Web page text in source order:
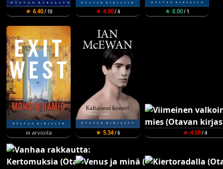
★ 6.40/ 10 ★ 4.00/ 4 ★ 8.00/ 1
ei arvioita ★ 5.34/ 6 ★ 4.50/ 4